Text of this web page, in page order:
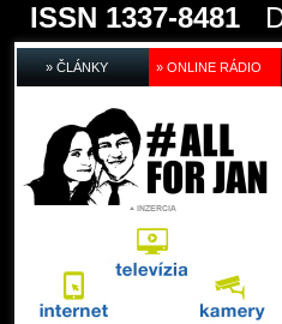
ISSN 1337-8481
» ČLÁNKY » ONLINE RÁDIO